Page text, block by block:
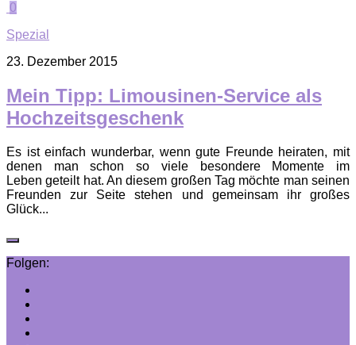
0
Spezial
23. Dezember 2015
Mein Tipp: Limousinen-Service als
Hochzeitsgeschenk
Es ist einfach wunderbar, wenn gute Freunde heiraten, mit
denen man schon so viele besondere Momente im
Leben geteilt hat. An diesem großen Tag möchte man seinen
Freunden zur Seite stehen und gemeinsam ihr großes
Glück...
Folgen: